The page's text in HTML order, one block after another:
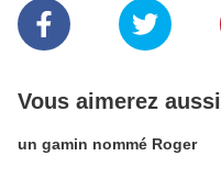
Vous aimerez aussi
un gamin nommé Roger